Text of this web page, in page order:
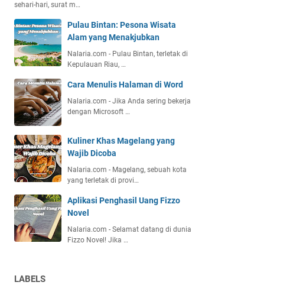
sehari-hari, surat m…
Pulau Bintan: Pesona Wisata
Alam yang Menakjubkan
Nalaria.com - Pulau Bintan, terletak di
Kepulauan Riau, …
Cara Menulis Halaman di Word
Nalaria.com - Jika Anda sering bekerja
dengan Microsoft …
Kuliner Khas Magelang yang
Wajib Dicoba
Nalaria.com - Magelang, sebuah kota
yang terletak di provi…
Aplikasi Penghasil Uang Fizzo
Novel
Nalaria.com - Selamat datang di dunia
Fizzo Novel! Jika …
LABELS